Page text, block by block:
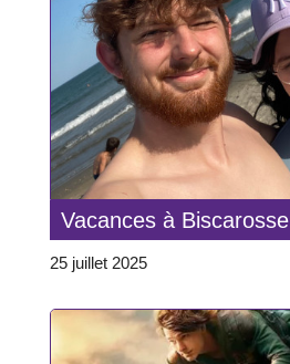
Vacances à Biscarosse
25 juillet 2025